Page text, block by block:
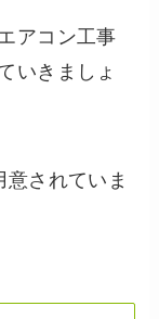
アコン工事
いきましょ
されていま